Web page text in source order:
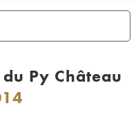
Py Château